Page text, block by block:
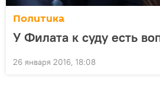
Политика
У Филата к суду есть
26 января 2016, 18:08